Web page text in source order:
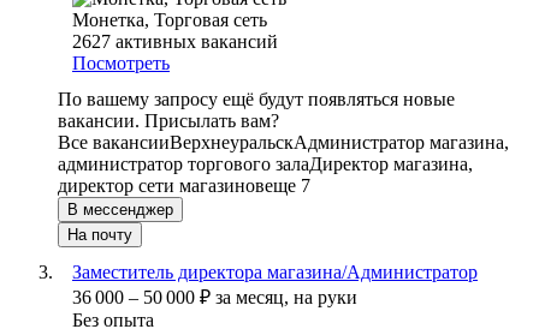
Монетка, Торговая сеть
2627 активных вакансий
Посмотреть
По вашему запросу ещё будут появляться новые
вакансии. Присылать вам?
Все вакансииВерхнеуральскАдминистратор магазина,
администратор торгового залаДиректор магазина,
директор сети магазиновеще 7
В мессенджер
На почту
Заместитель директора магазина/Администратор
36 000 – 50 000 ₽ за месяц, на руки
Без опыта